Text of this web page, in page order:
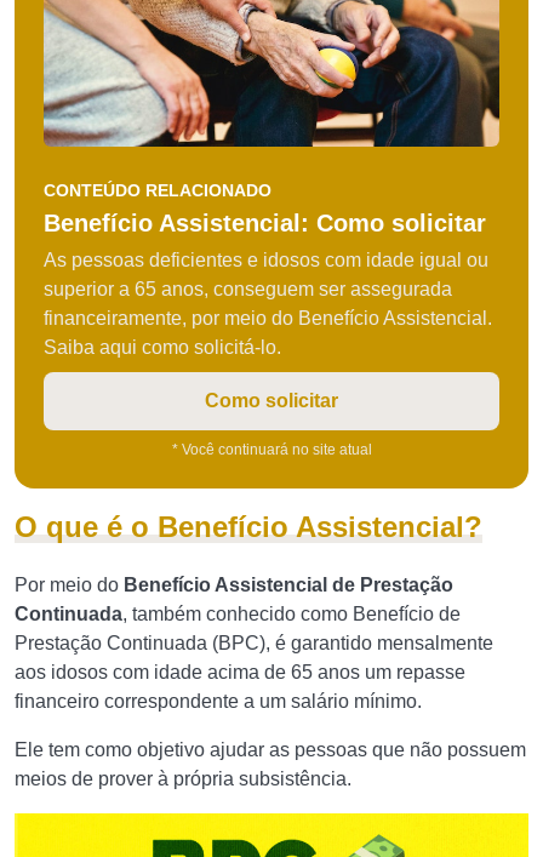
CONTEÚDO RELACIONADO
Benefício Assistencial: Como solicitar
As pessoas deficientes e idosos com idade igual ou
superior a 65 anos, conseguem ser assegurada
financeiramente, por meio do Benefício Assistencial.
Saiba aqui como solicitá-lo.
Como solicitar
* Você continuará no site atual
O que é o Benefício Assistencial?
Por meio do Benefício Assistencial de Prestação
Continuada, também conhecido como Benefício de
Prestação Continuada (BPC), é garantido mensalmente
aos idosos com idade acima de 65 anos um repasse
financeiro correspondente a um salário mínimo.
Ele tem como objetivo ajudar as pessoas que não possuem
meios de prover à própria subsistência.